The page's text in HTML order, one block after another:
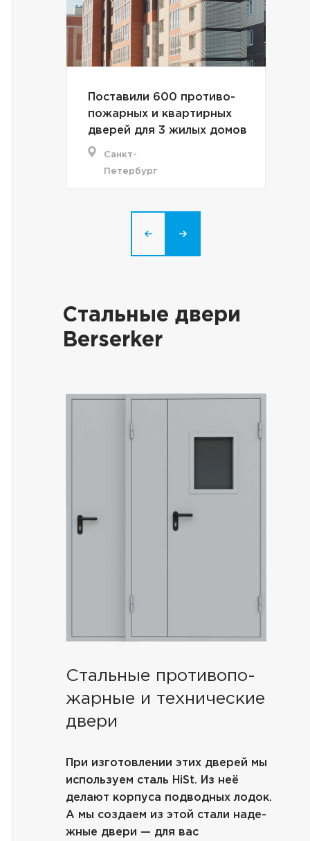
Поставили 600 противо-
пожарных и квартирных
дверей для 3 жилых домов
Санкт-
Петербург
Стальные двери
Berserker
Стальные противопо-
жарные и технические
двери
При изготовлении этих дверей мы
используем сталь HiSt. Из неё
делают корпуса подводных лодок.
А мы создаем из этой стали наде-
жные двери — для вас